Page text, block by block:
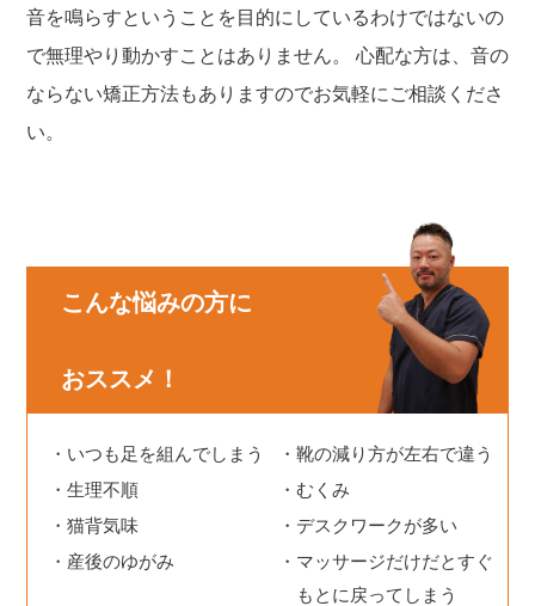
音を鳴らすということを目的にしているわけではないの
で無理やり動かすことはありません。 心配な方は、音の
ならない矯正方法もありますのでお気軽にご相談くださ
い。
こんな悩みの方に
おススメ！
いつも足を組んでしまう
靴の減り方が左右で違う
生理不順
むくみ
猫背気味
デスクワークが多い
産後のゆがみ
マッサージだけだとすぐ
もとに戻ってしまう